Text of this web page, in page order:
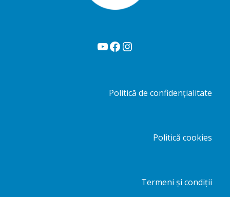
YouTube Facebook Instagram
Politică de confidențialitate
Politică cookies
Termeni și condiții